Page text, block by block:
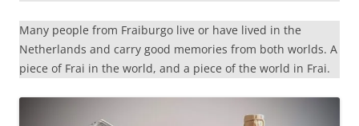
Many people from Fraiburgo live or have lived in the
Netherlands and carry good memories from both worlds. A
piece of Frai in the world, and a piece of the world in Frai.